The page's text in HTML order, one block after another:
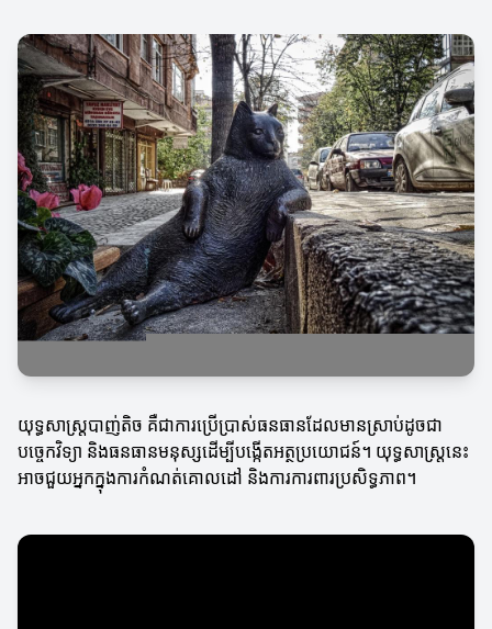
យុទ្ធសាស្ត្របាញ់តិច គឺជាការប្រើប្រាស់ធនធានដែលមានស្រាប់ដូចជា
បច្ចេកវិទ្យា និងធនធានមនុស្សដើម្បីបង្កើតអត្ថប្រយោជន៍។ យុទ្ធសាស្ត្រនេះ
អាចជួយអ្នកក្នុងការកំណត់គោលដៅ និងការការពារប្រសិទ្ធភាព។